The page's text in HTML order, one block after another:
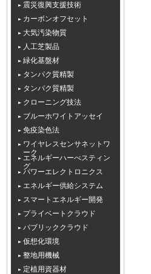
震災復興支援技術
カーボンオフセット
大気汚染物質
人工芝製品
緑化基盤材
タンパク質精製
タンパク質精製
クローニング技法
ブルーホワイトアッセイ
免疫染色法
ワイヤレスセンサネットワ
ーク
エネルギーハーべスティン
グ
パワーエレクトロニクス
エネルギー供給システム
スマートエネルギー開発
プライベートクラウド
パブリッククラウド
仮想化環境
整地用機械
定植用資器材